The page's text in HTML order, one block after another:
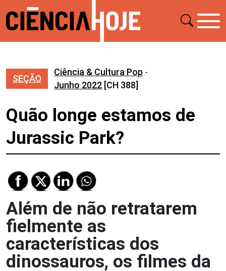
SEÇÃO
Ciência & Cultura Pop -
Junho 2022 [CH 388]
Quão longe estamos de
Jurassic Park?
Além de não retratarem
fielmente as
características dos
dinossauros, os filmes da